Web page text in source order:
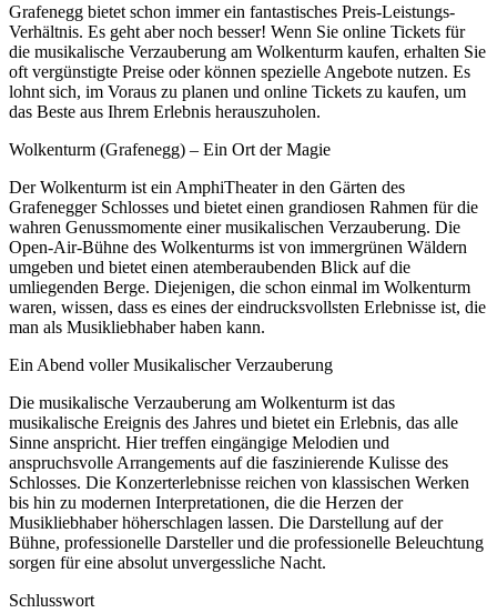
Grafenegg bietet schon immer ein fantastisches Preis-Leistungs-
Verhältnis. Es geht aber noch besser! Wenn Sie online Tickets für
die musikalische Verzauberung am Wolkenturm kaufen, erhalten Sie
oft vergünstigte Preise oder können spezielle Angebote nutzen. Es
lohnt sich, im Voraus zu planen und online Tickets zu kaufen, um
das Beste aus Ihrem Erlebnis herauszuholen.
Wolkenturm (Grafenegg) – Ein Ort der Magie
Der Wolkenturm ist ein AmphiTheater in den Gärten des
Grafenegger Schlosses und bietet einen grandiosen Rahmen für die
wahren Genussmomente einer musikalischen Verzauberung. Die
Open-Air-Bühne des Wolkenturms ist von immergrünen Wäldern
umgeben und bietet einen atemberaubenden Blick auf die
umliegenden Berge. Diejenigen, die schon einmal im Wolkenturm
waren, wissen, dass es eines der eindrucksvollsten Erlebnisse ist, die
man als Musikliebhaber haben kann.
Ein Abend voller Musikalischer Verzauberung
Die musikalische Verzauberung am Wolkenturm ist das
musikalische Ereignis des Jahres und bietet ein Erlebnis, das alle
Sinne anspricht. Hier treffen eingängige Melodien und
anspruchsvolle Arrangements auf die faszinierende Kulisse des
Schlosses. Die Konzerterlebnisse reichen von klassischen Werken
bis hin zu modernen Interpretationen, die die Herzen der
Musikliebhaber höherschlagen lassen. Die Darstellung auf der
Bühne, professionelle Darsteller und die professionelle Beleuchtung
sorgen für eine absolut unvergessliche Nacht.
Schlusswort